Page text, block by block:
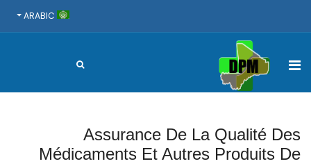
Assurance De La Qualité Des
Médicaments Et Autres Produits De